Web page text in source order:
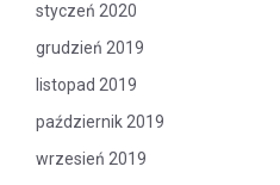
styczeń 2020
grudzień 2019
listopad 2019
październik 2019
wrzesień 2019